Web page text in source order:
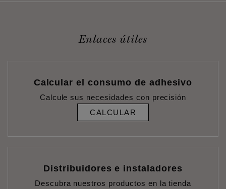
Enlaces útiles
Calcular el consumo de adhesivo
Calcule sus necesidades con precisión
CALCULAR
Distribuidores e instaladores
Descubra nuestros productos en la tienda